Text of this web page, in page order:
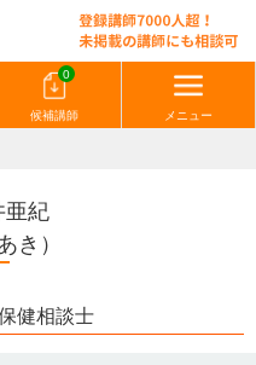
0
候補講師 メニュー
亜紀
き）
健相談士